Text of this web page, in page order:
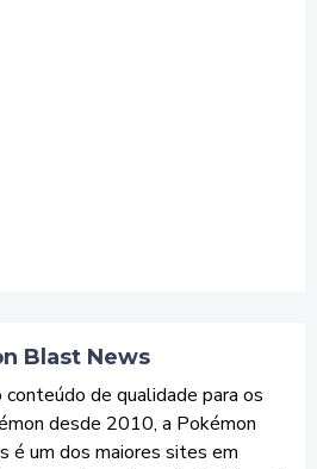
Blast News
conteúdo de qualidade para os
desde 2010, a Pokémon
é um dos maiores sites em